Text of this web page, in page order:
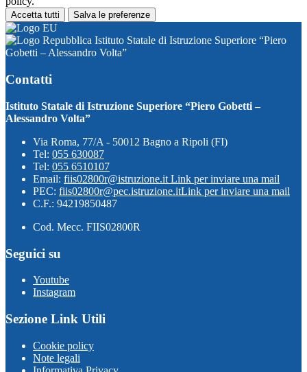
Accetta tutti Salva le preferenze
Istituto Statale di Istruzione Superiore “Piero
Gobetti – Alessandro Volta”
Contatti
Istituto Statale di Istruzione Superiore “Piero Gobetti –
Alessandro Volta”
Via Roma, 77/A - 50012 Bagno a Ripoli (FI)
Tel: 055 630087
Tel: 055 6510107
Email: fiis02800r@istruzione.it Link per inviare una mail
PEC: fiis02800r@pec.istruzione.itLink per inviare una mail
C.F.: 94219850487
Cod. Mecc. FIIS02800R
Seguici su
Youtube
Instagram
Sezione Link Utili
Cookie policy
Note legali